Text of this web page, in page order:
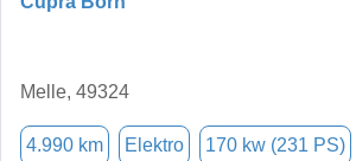
Melle, 49324
4.990 km Elektro 170 kw (231 PS)